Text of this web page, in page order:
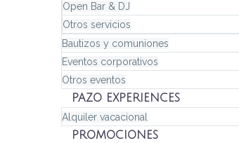
Open Bar & DJ
Otros servicios
Bautizos y comuniones
Eventos corporativos
Otros eventos
PAZO EXPERIENCES
Alquiler vacacional
PROMOCIONES